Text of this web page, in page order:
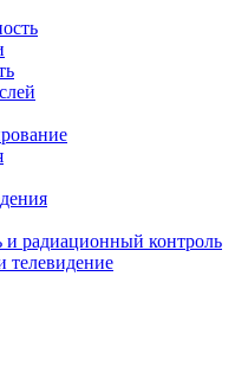
и радиационный контроль
телевидение